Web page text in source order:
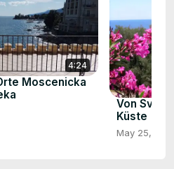
4:24
Moscenicka
Von Sveti
Küste
May 25,